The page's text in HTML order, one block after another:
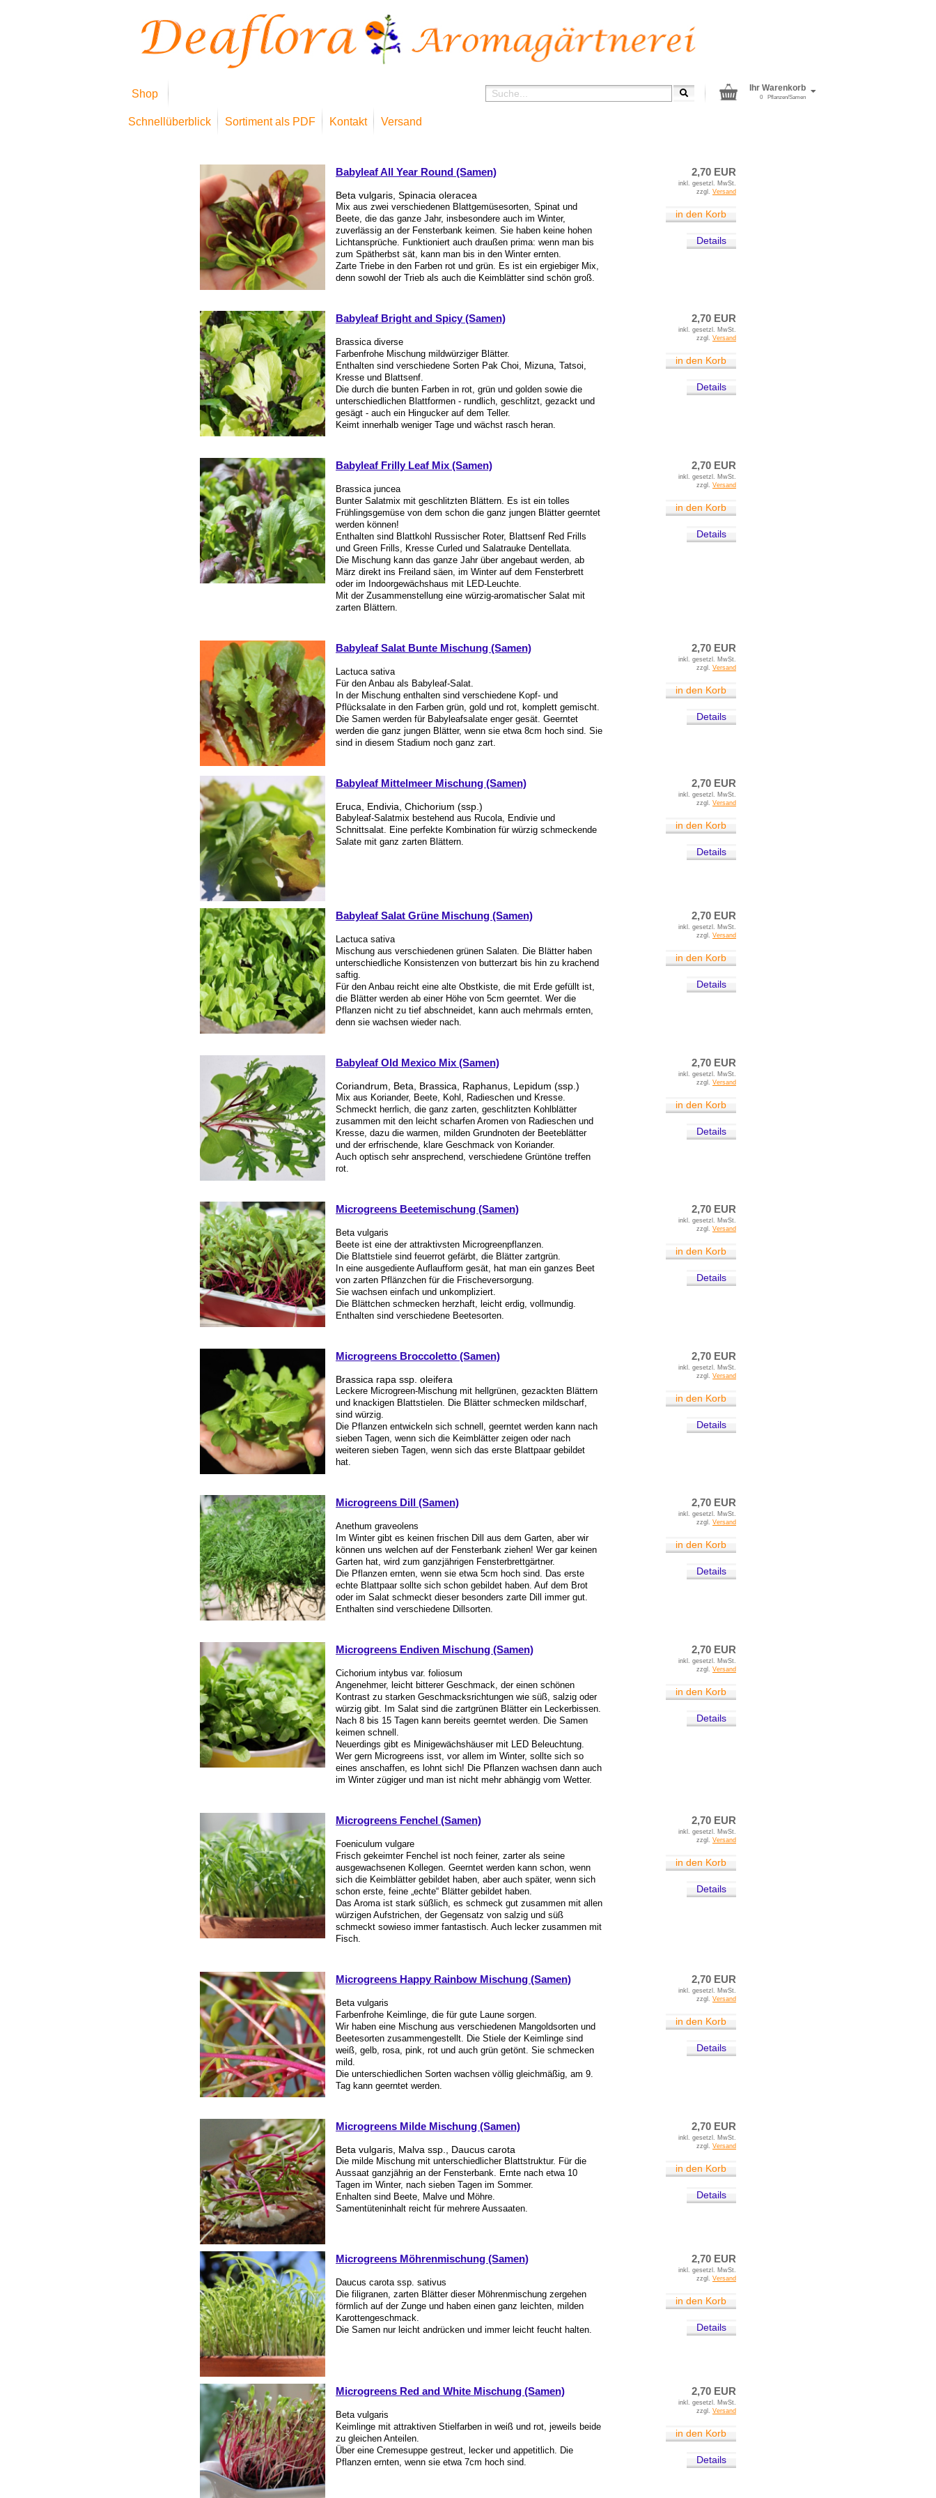
Shop
Schnellüberblick Sortiment als PDF Kontakt Versand
Ihr Warenkorb
Pflanzen/Samen
0
Babyleaf All Year Round (Samen)
Beta vulgaris, Spinacia oleracea
Mix aus zwei verschiedenen Blattgemüsesorten, Spinat und
Beete, die das ganze Jahr, insbesondere auch im Winter,
zuverlässig an der Fensterbank keimen. Sie haben keine hohen
Lichtansprüche. Funktioniert auch draußen prima: wenn man bis
zum Spätherbst sät, kann man bis in den Winter ernten.
Zarte Triebe in den Farben rot und grün. Es ist ein ergiebiger Mix,
denn sowohl der Trieb als auch die Keimblätter sind schön groß.
2,70 EUR
inkl. gesetzl. MwSt.
zzgl. Versand
in den Korb
Details
Babyleaf Bright and Spicy (Samen)
Brassica diverse
Farbenfrohe Mischung mildwürziger Blätter.
Enthalten sind verschiedene Sorten Pak Choi, Mizuna, Tatsoi,
Kresse und Blattsenf.
Die durch die bunten Farben in rot, grün und golden sowie die
unterschiedlichen Blattformen - rundlich, geschlitzt, gezackt und
gesägt - auch ein Hingucker auf dem Teller.
Keimt innerhalb weniger Tage und wächst rasch heran.
2,70 EUR
inkl. gesetzl. MwSt.
zzgl. Versand
in den Korb
Details
Babyleaf Frilly Leaf Mix (Samen)
Brassica juncea
Bunter Salatmix mit geschlitzten Blättern. Es ist ein tolles
Frühlingsgemüse von dem schon die ganz jungen Blätter geerntet
werden können!
Enthalten sind Blattkohl Russischer Roter, Blattsenf Red Frills
und Green Frills, Kresse Curled und Salatrauke Dentellata.
Die Mischung kann das ganze Jahr über angebaut werden, ab
März direkt ins Freiland säen, im Winter auf dem Fensterbrett
oder im Indoorgewächshaus mit LED-Leuchte.
Mit der Zusammenstellung eine würzig-aromatischer Salat mit
zarten Blättern.
2,70 EUR
inkl. gesetzl. MwSt.
zzgl. Versand
in den Korb
Details
Babyleaf Salat Bunte Mischung (Samen)
Lactuca sativa
Für den Anbau als Babyleaf-Salat.
In der Mischung enthalten sind verschiedene Kopf- und
Pflücksalate in den Farben grün, gold und rot, komplett gemischt.
Die Samen werden für Babyleafsalate enger gesät. Geerntet
werden die ganz jungen Blätter, wenn sie etwa 8cm hoch sind. Sie
sind in diesem Stadium noch ganz zart.
2,70 EUR
inkl. gesetzl. MwSt.
zzgl. Versand
in den Korb
Details
Babyleaf Mittelmeer Mischung (Samen)
Eruca, Endivia, Chichorium (ssp.)
Babyleaf-Salatmix bestehend aus Rucola, Endivie und
Schnittsalat. Eine perfekte Kombination für würzig schmeckende
Salate mit ganz zarten Blättern.
2,70 EUR
inkl. gesetzl. MwSt.
zzgl. Versand
in den Korb
Details
Babyleaf Salat Grüne Mischung (Samen)
Lactuca sativa
Mischung aus verschiedenen grünen Salaten. Die Blätter haben
unterschiedliche Konsistenzen von butterzart bis hin zu krachend
saftig.
Für den Anbau reicht eine alte Obstkiste, die mit Erde gefüllt ist,
die Blätter werden ab einer Höhe von 5cm geerntet. Wer die
Pflanzen nicht zu tief abschneidet, kann auch mehrmals ernten,
denn sie wachsen wieder nach.
2,70 EUR
inkl. gesetzl. MwSt.
zzgl. Versand
in den Korb
Details
Babyleaf Old Mexico Mix (Samen)
Coriandrum, Beta, Brassica, Raphanus, Lepidum (ssp.)
Mix aus Koriander, Beete, Kohl, Radieschen und Kresse.
Schmeckt herrlich, die ganz zarten, geschlitzten Kohlblätter
zusammen mit den leicht scharfen Aromen von Radieschen und
Kresse, dazu die warmen, milden Grundnoten der Beeteblätter
und der erfrischende, klare Geschmack von Koriander.
Auch optisch sehr ansprechend, verschiedene Grüntöne treffen
rot.
2,70 EUR
inkl. gesetzl. MwSt.
zzgl. Versand
in den Korb
Details
Microgreens Beetemischung (Samen)
Beta vulgaris
Beete ist eine der attraktivsten Microgreenpflanzen.
Die Blattstiele sind feuerrot gefärbt, die Blätter zartgrün.
In eine ausgediente Auflaufform gesät, hat man ein ganzes Beet
von zarten Pflänzchen für die Frischeversorgung.
Sie wachsen einfach und unkompliziert.
Die Blättchen schmecken herzhaft, leicht erdig, vollmundig.
Enthalten sind verschiedene Beetesorten.
2,70 EUR
inkl. gesetzl. MwSt.
zzgl. Versand
in den Korb
Details
Microgreens Broccoletto (Samen)
Brassica rapa ssp. oleifera
Leckere Microgreen-Mischung mit hellgrünen, gezackten Blättern
und knackigen Blattstielen. Die Blätter schmecken mildscharf,
sind würzig.
Die Pflanzen entwickeln sich schnell, geerntet werden kann nach
sieben Tagen, wenn sich die Keimblätter zeigen oder nach
weiteren sieben Tagen, wenn sich das erste Blattpaar gebildet
hat.
2,70 EUR
inkl. gesetzl. MwSt.
zzgl. Versand
in den Korb
Details
Microgreens Dill (Samen)
Anethum graveolens
Im Winter gibt es keinen frischen Dill aus dem Garten, aber wir
können uns welchen auf der Fensterbank ziehen! Wer gar keinen
Garten hat, wird zum ganzjährigen Fensterbrettgärtner.
Die Pflanzen ernten, wenn sie etwa 5cm hoch sind. Das erste
echte Blattpaar sollte sich schon gebildet haben. Auf dem Brot
oder im Salat schmeckt dieser besonders zarte Dill immer gut.
Enthalten sind verschiedene Dillsorten.
2,70 EUR
inkl. gesetzl. MwSt.
zzgl. Versand
in den Korb
Details
Microgreens Endiven Mischung (Samen)
Cichorium intybus var. foliosum
Angenehmer, leicht bitterer Geschmack, der einen schönen
Kontrast zu starken Geschmacksrichtungen wie süß, salzig oder
würzig gibt. Im Salat sind die zartgrünen Blätter ein Leckerbissen.
Nach 8 bis 15 Tagen kann bereits geerntet werden. Die Samen
keimen schnell.
Neuerdings gibt es Minigewächshäuser mit LED Beleuchtung.
Wer gern Microgreens isst, vor allem im Winter, sollte sich so
eines anschaffen, es lohnt sich! Die Pflanzen wachsen dann auch
im Winter zügiger und man ist nicht mehr abhängig vom Wetter.
2,70 EUR
inkl. gesetzl. MwSt.
zzgl. Versand
in den Korb
Details
Microgreens Fenchel (Samen)
Foeniculum vulgare
Frisch gekeimter Fenchel ist noch feiner, zarter als seine
ausgewachsenen Kollegen. Geerntet werden kann schon, wenn
sich die Keimblätter gebildet haben, aber auch später, wenn sich
schon erste, feine „echte“ Blätter gebildet haben.
Das Aroma ist stark süßlich, es schmeck gut zusammen mit allen
würzigen Aufstrichen, der Gegensatz von salzig und süß
schmeckt sowieso immer fantastisch. Auch lecker zusammen mit
Fisch.
2,70 EUR
inkl. gesetzl. MwSt.
zzgl. Versand
in den Korb
Details
Microgreens Happy Rainbow Mischung (Samen)
Beta vulgaris
Farbenfrohe Keimlinge, die für gute Laune sorgen.
Wir haben eine Mischung aus verschiedenen Mangoldsorten und
Beetesorten zusammengestellt. Die Stiele der Keimlinge sind
weiß, gelb, rosa, pink, rot und auch grün getönt. Sie schmecken
mild.
Die unterschiedlichen Sorten wachsen völlig gleichmäßig, am 9.
Tag kann geerntet werden.
2,70 EUR
inkl. gesetzl. MwSt.
zzgl. Versand
in den Korb
Details
Microgreens Milde Mischung (Samen)
Beta vulgaris, Malva ssp., Daucus carota
Die milde Mischung mit unterschiedlicher Blattstruktur. Für die
Aussaat ganzjährig an der Fensterbank. Ernte nach etwa 10
Tagen im Winter, nach sieben Tagen im Sommer.
Enhalten sind Beete, Malve und Möhre.
Samentüteninhalt reicht für mehrere Aussaaten.
2,70 EUR
inkl. gesetzl. MwSt.
zzgl. Versand
in den Korb
Details
Microgreens Möhrenmischung (Samen)
Daucus carota ssp. sativus
Die filigranen, zarten Blätter dieser Möhrenmischung zergehen
förmlich auf der Zunge und haben einen ganz leichten, milden
Karottengeschmack.
Die Samen nur leicht andrücken und immer leicht feucht halten.
2,70 EUR
inkl. gesetzl. MwSt.
zzgl. Versand
in den Korb
Details
Microgreens Red and White Mischung (Samen)
Beta vulgaris
Keimlinge mit attraktiven Stielfarben in weiß und rot, jeweils beide
zu gleichen Anteilen.
Über eine Cremesuppe gestreut, lecker und appetitlich. Die
Pflanzen ernten, wenn sie etwa 7cm hoch sind.
2,70 EUR
inkl. gesetzl. MwSt.
zzgl. Versand
in den Korb
Details